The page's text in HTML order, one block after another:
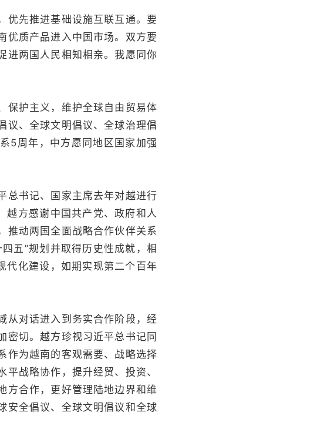
先推进基础设施互联互通。要
优质产品进入中国市场。双方要
进两国人民相知相亲。我愿同你
护主义，维护全球自由贸易体
议、全球文明倡议、全球治理倡
5周年，中方愿同地区国家加强
书记、国家主席去年对越进行
越方感谢中国共产党、政府和人
推动两国全面战略合作伙伴关系
五”规划并取得历史性成就，相
代化建设，如期实现第二个百年
对话进入到务实合作阶段，经
密切。越方珍视习近平总书记同
作为越南的客观需要、战略选择
战略协作，提升经贸、投资、
方合作，更好管理陆地边界和维
安全倡议、全球文明倡议和全球